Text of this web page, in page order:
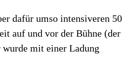
dafür umso intensiveren 50
auf und vor der Bühne (der
mit einer Ladung